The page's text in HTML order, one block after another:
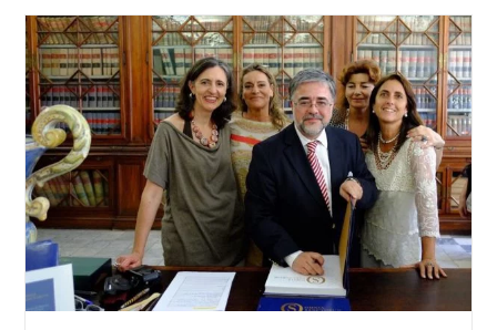
palácios
absolutamente
magníficos
no
nosso
país
que
muitos
de
de…